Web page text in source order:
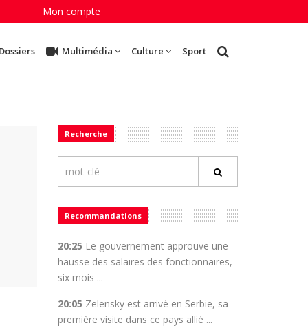
Mon compte
Multimédia Culture Sport
Recherche
Recommandations
20:25 Le gouvernement approuve une
hausse des salaires des fonctionnaires,
six mois ...
20:05 Zelensky est arrivé en Serbie, sa
première visite dans ce pays allié ...